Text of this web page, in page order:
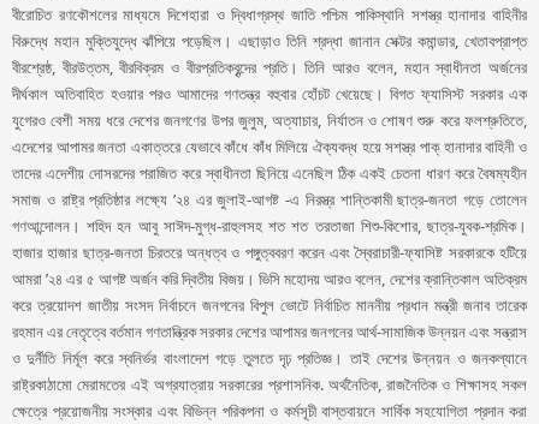
বীরোচিত রণকৌশলের মাধ্যমে দিশেহারা ও দ্বিধাগ্রস্থ জাতি পশ্চিম পাকিস্থানি সশস্ত্র হানাদার বাহিনীর
বিরুদ্ধে মহান মুক্তিযুদ্ধে ঝাঁপিয়ে পড়েছিল। এছাড়াও তিনি শ্রদ্ধা জানান সেক্টর কমান্ডার, খেতাবপ্রাপ্ত
বীরশ্রেষ্ঠ, বীরউত্তম, বীরবিক্রম ও বীরপ্রতিকবৃন্দের প্রতি। তিনি আরও বলেন, মহান স্বাধীনতা অর্জনের
দীর্ঘকাল অতিবাহিত হওয়ার পরও আমাদের গণতন্ত্র বহুবার হোঁচট খেয়েছে। বিগত ফ্যাসিস্ট সরকার এক
যুগেরও বেশী সময় ধরে দেশের জনগণের উপর জুলুম, অত্যাচার, নির্যাতন ও শোষণ শুরু করে ফলশ্রুতিতে,
এদেশের আপামর জনতা একাত্তরে যেভাবে কাঁধে কাঁধ মিলিয়ে ঐক্যবদ্ধ হয়ে সশস্ত্র পাক্ হানাদার বাহিনী ও
তাদের এদেশীয় দোসরদের পরাজিত করে স্বাধীনতা ছিনিয়ে এনেছিল ঠিক একই চেতনা ধারণ করে বৈষম্যহীন
সমাজ ও রাষ্ট্র প্রতিষ্ঠার লক্ষ্যে ’২৪ এর জুলাই-আগষ্ট -এ নিরস্ত্র শান্তিকামী ছাত্র-জনতা গড়ে তোলেন
গণআন্দোলন। শহিদ হন আবু সাঈদ-মুগ্ধ-রাহুলসহ শত শত তরতাজা শিশু-কিশোর, ছাত্র-যুবক-শ্রমিক।
হাজার হাজার ছাত্র-জনতা চিরতরে অন্ধত্ব ও পঙ্গুত্ববরণ করেন এবং স্বৈরাচারী-ফ্যাসিষ্ট সরকারকে হটিয়ে
আমরা ’২৪ এর ৫ আগষ্ট অর্জন করি দ্বিতীয় বিজয়। ভিসি মহোদয় আরও বলেন, দেশের ক্রান্তিকাল অতিক্রম
করে ত্রয়োদশ জাতীয় সংসদ নির্বাচনে জনগনের বিপুল ভোটে নির্বাচিত মাননীয় প্রধান মন্ত্রী জনাব তারেক
রহমান এর নেতৃত্বে বর্তমান গণতান্ত্রিক সরকার দেশের আপামর জনগনের আর্থ-সামাজিক উন্নয়ন এবং সন্ত্রাস
ও দুর্নীতি নির্মূল করে স্বনির্ভর বাংলাদেশ গড়ে তুলতে দৃঢ় প্রতিজ্ঞ। তাই দেশের উন্নয়ন ও জনকল্যানে
রাষ্ট্রকাঠামো মেরামতের এই অগ্রযাত্রায় সরকারের প্রশাসনিক. অর্থনৈতিক, রাজনৈতিক ও শিক্ষাসহ সকল
ক্ষেত্রে প্রয়োজনীয় সংস্কার এবং বিভিন্ন পরিকপনা ও কর্মসূচী বাস্তবায়নে সার্বিক সহযোগিতা প্রদান করা